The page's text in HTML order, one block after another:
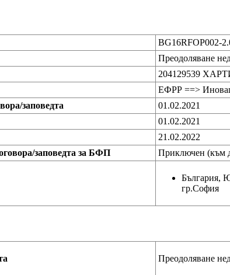
BG16RFOP002-
Преодоляване
204129539
ЕФРР ==>
заповедта
01.02.2021
01.02.2021
21.02.2022
заповедта за БФП
Приключен (към
България,
гр.София
Преодоляване